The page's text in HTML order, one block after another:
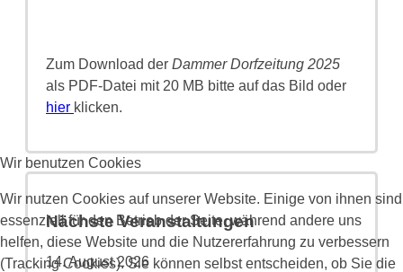
Zum Download der Dammer Dorfzeitung 2025
als PDF-Datei mit 20 MB bitte auf das Bild oder
hier klicken.
Nächste Veranstaltungen
14. August 2026
Wir benutzen Cookies
Wir nutzen Cookies auf unserer Website. Einige von ihnen sind
essenziell für den Betrieb der Seite, während andere uns
helfen, diese Website und die Nutzererfahrung zu verbessern
(Tracking Cookies). Sie können selbst entscheiden, ob Sie die